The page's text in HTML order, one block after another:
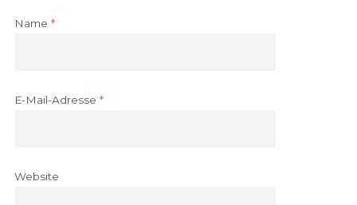
Name *
E-Mail-Adresse *
Website